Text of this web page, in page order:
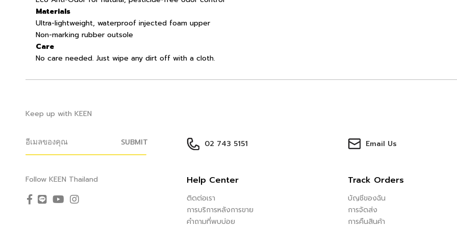
Materials
Ultra-lightweight, waterproof injected foam upper
Non-marking rubber outsole
Care
No care needed. Just wipe any dirt off with a cloth.
Keep up with KEEN
SUBMIT 02 743 5151 Email Us
Follow KEEN Thailand Help Center
ติดต่อเรา
การบริการหลังการขาย
คำถามที่พบบ่อย
Track Orders
บัญชีของฉัน
การจัดส่ง
การคืนสินค้า